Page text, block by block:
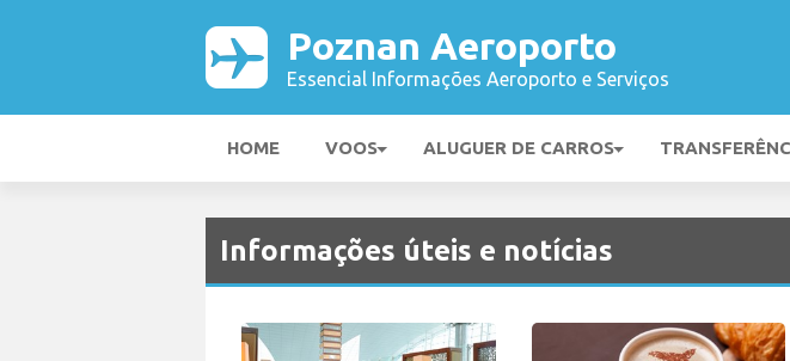
Poznan Aeroporto
Essencial Informações Aeroporto e Serviços
HOME VOOS ALUGUER DE CARROS
Informações úteis e notícias